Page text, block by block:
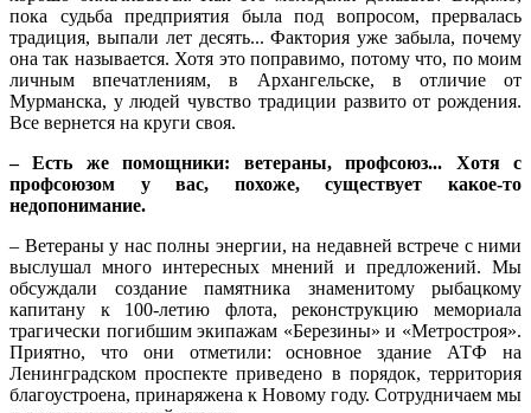
пока судьба предприятия была под вопросом, прервалась
традиция, выпали лет десять... Фактория уже забыла, почему
она так называется. Хотя это поправимо, потому что, по моим
личным впечатлениям, в Архангельске, в отличие от
Мурманска, у людей чувство традиции развито от рождения.
Все вернется на круги своя.
– Есть же помощники: ветераны, профсоюз... Хотя с
профсоюзом у вас, похоже, существует какое-то
недопонимание.
– Ветераны у нас полны энергии, на недавней встрече с ними
выслушал много интересных мнений и предложений. Мы
обсуждали создание памятника знаменитому рыбацкому
капитану к 100-летию флота, реконструкцию мемориала
трагически погибшим экипажам «Березины» и «Метростроя».
Приятно, что они отметили: основное здание АТФ на
Ленинградском проспекте приведено в порядок, территория
благоустроена, принаряжена к Новому году. Сотрудничаем мы